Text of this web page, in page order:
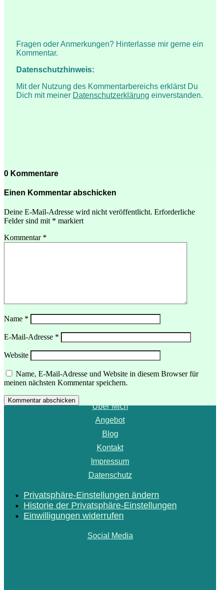
Fragen oder Anmerkungen? Hinterlasse mir gerne ein
Kommentar.
Datenschutzhinweis:
Mit der Nutzung des Kommentarbereichs erklärst Du
Dich mit meiner Datenschutzerklärung einverstanden.
0 Kommentare
Einen Kommentar abschicken
Deine E-Mail-Adresse wird nicht veröffentlicht. Erforderliche
Felder sind mit * markiert
Kommentar *
Name *
E-Mail-Adresse *
Website
Name, E-Mail-Adresse und Website in diesem Browser für
meinen nächsten Kommentar speichern.
Kommentar abschicken
Menü
Über Mich
Angebot
Blog
Kontakt
Impressum
Datenschutz
Privatsphäre-Einstellungen ändern
Historie der Privatsphäre-Einstellungen
Einwilligungen widerrufen
Social Media